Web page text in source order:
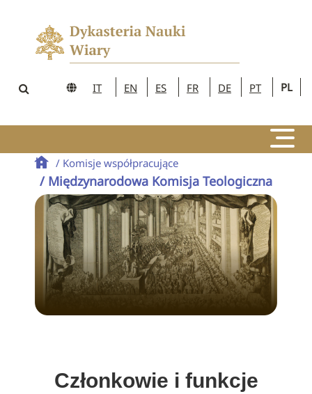
IT EN ES FR DE PT PL
/ Komisje współpracujące
/ Międzynarodowa Komisja Teologiczna
Członkowie i funkcje